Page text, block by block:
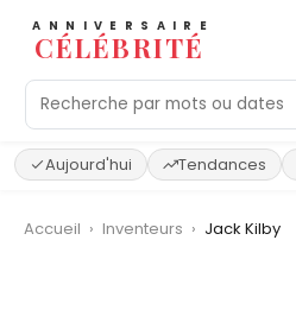
ANNIVERSAIRE
CÉLÉBRITÉ
Aujourd'hui Tendances
Accueil › Inventeurs › Jack Kilby